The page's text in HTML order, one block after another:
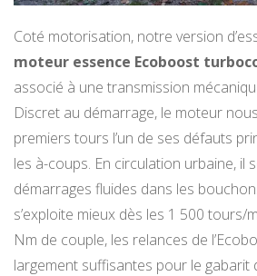
Coté motorisation, notre version
moteur essence Ecoboost
associé à une transmission
Discret au démarrage, le moteur
premiers tours l’un de ses défauts
les à-coups. En circulation urbaine, il
démarrages fluides dans les
s’exploite mieux dès les 1 500 tours/
Nm de couple, les relances de
largement suffisantes pour le gabarit